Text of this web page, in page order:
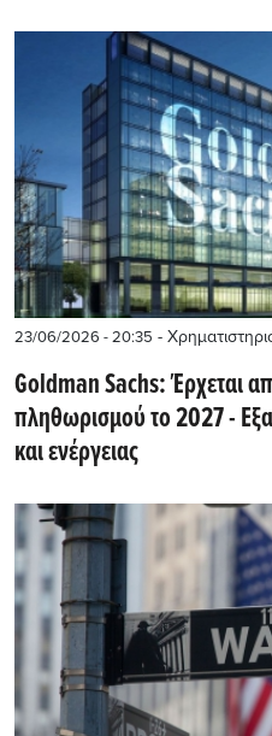
23/06/2026 - 20:35 -
Goldman Sachs: Έρχεται
πληθωρισμού το 2027 -
και ενέργειας